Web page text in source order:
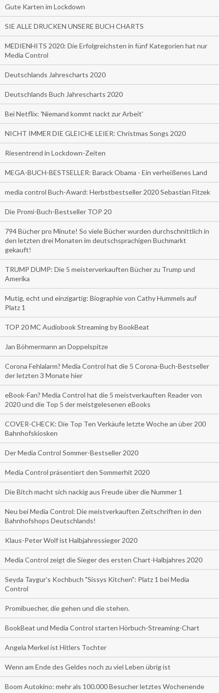
Gute Karten im Lockdown
SIE ALLE DRUCKEN UNSERE BUCH CHARTS
MEDIENHITS 2020: Die Erfolgreichsten in fünf Kategorien hat nur
Media Control
Deutschlands Jahrescharts 2020
Deutschlands Buch Jahrescharts 2020
Bei Netflix: 'Niemand kommt nackt zur Arbeit'
NICHT IMMER DIE GLEICHE LEIER: Christmas Songs 2020
Riesentrend in Lockdown-Zeiten
MEGA-BUCH-BESTSELLER: Barack Obama - Ein verheißenes Land
media control Buch-Award: Herbstbestseller 2020 Sebastian Fitzek
Die Promi-Buch-Bestseller TOP 20
794 Bücher pro Minute! So viele Bücher wurden durchschnittlich in
den letzten drei Monaten im deutschsprachigen Buchmarkt
gekauft!
TRUMP DUMP: Die 5 meisterverkauften Bücher zu Trump und
Amerika
Mutig, echt und einzigartig: Biographie von Cathy Hummels auf
Platz 1
TOP 20 MC Audiobook Streaming by BookBeat
Jan Böhmermann an Doppelspitze
Corona Fehlalarm? Media Control hat die 5 Corona-Buch-Bestseller
der letzten 3 Monate hier
eBook-Fan? Media Control hat die 5 meistverkauften Reader von
2020 und die Top 5 der meistgelesenen eBooks
COVER-CHECK: Die Top Ten Verkäufe letzte Woche an über 200
Bahnhofskiosken
Der Media Control Sommer-Bestseller 2020
Media Control präsentiert den Sommerhit 2020
Die Bitch macht sich nackig aus Freude über die Nummer 1
Neu bei Media Control: Die meistverkauften Zeitschriften in den
Bahnhofshops Deutschlands!
Klaus-Peter Wolf ist Halbjahressieger 2020
Media Control zeigt die Sieger des ersten Chart-Halbjahres 2020
Seyda Taygur's Kochbuch "Sissys Kitchen": Platz 1 bei Media
Control
Promibuecher, die gehen und die stehen.
BookBeat und Media Control starten Hörbuch-Streaming-Chart
Angela Merkel ist Hitlers Tochter
Wenn am Ende des Geldes noch zu viel Leben übrig ist
Boom Autokino: mehr als 100.000 Besucher letztes Wochenende